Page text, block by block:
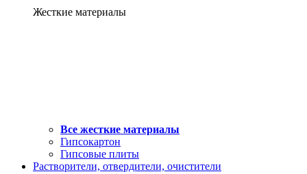
Жесткие материалы
Все жесткие материалы
Гипсокартон
Гипсовые плиты
Растворители, отвердители, очистители